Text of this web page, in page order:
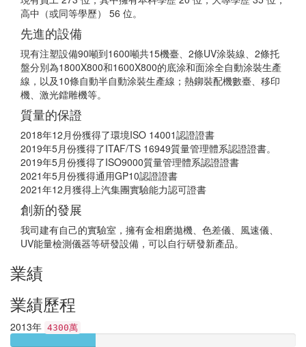
高中（或同等學歷） 56 位。
先進的設備
現有注塑設備90噸到1600噸共15機臺、2條UV涂裝線、2條托
盤分別為1800X800和1600X800的底涂和面涂全自動涂裝生產
線，以及10條自動半自動涂裝生產線；熱鉚裝配機數臺、移印
機、激光鐳雕機等。
質量的保證
2018年12月份獲得了環境ISO 14001認證證書
2019年5月份獲得了ITAF/TS 16949質量管理體系認證證書。
2019年5月份獲得了ISO9000質量管理體系認證證書
2021年5月份獲得通用GP10認證證書
2021年12月獲得上汽集團實驗能力認可證書
創新的發展
我司建有自己的實驗室，擁有金相磨拋機、色差儀、風速儀、
UV能量檢測儀器等研發設備，可以自行研發新產品。
業績
業績歷程
2013年 4300萬